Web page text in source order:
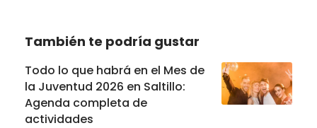
También te podría gustar
Todo lo que habrá en el Mes de
la Juventud 2026 en Saltillo:
Agenda completa de
actividades